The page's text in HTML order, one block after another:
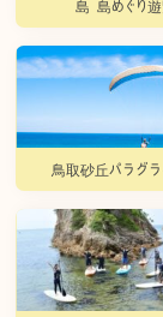
島 島めぐり遊
鳥取砂丘パラグ